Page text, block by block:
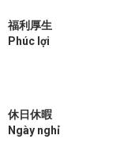
福利厚生
Phúc lợi
休日休暇
Ngày nghỉ